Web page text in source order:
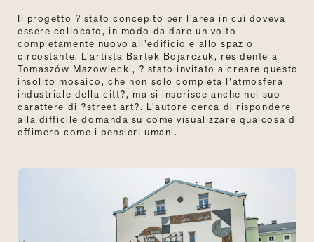
Il progetto ? stato concepito per l’area in cui doveva
essere collocato, in modo da dare un volto
completamente nuovo all’edificio e allo spazio
circostante. L’artista Bartek Bojarczuk, residente a
Tomaszów Mazowiecki, ? stato invitato a creare questo
insolito mosaico, che non solo completa l’atmosfera
industriale della citt?, ma si inserisce anche nel suo
carattere di ?street art?. L’autore cerca di rispondere
alla difficile domanda su come visualizzare qualcosa di
effimero come i pensieri umani.